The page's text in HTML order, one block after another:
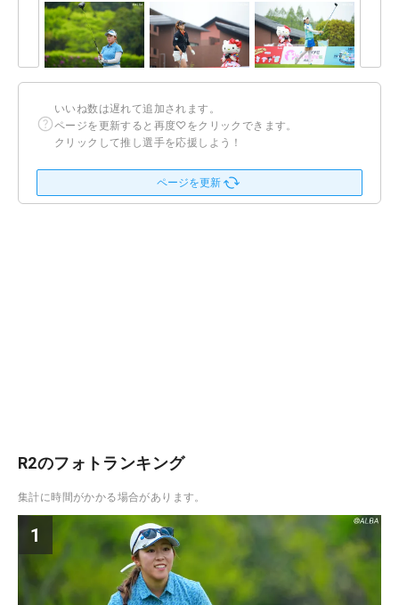
いいね数は遅れて追加されます。
ページを更新すると再度♡をクリックできます。
クリックして推し選手を応援しよう！
ページを更新
R2のフォトランキング
集計に時間がかかる場合があります。
1